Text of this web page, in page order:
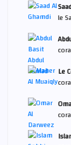
le
Le